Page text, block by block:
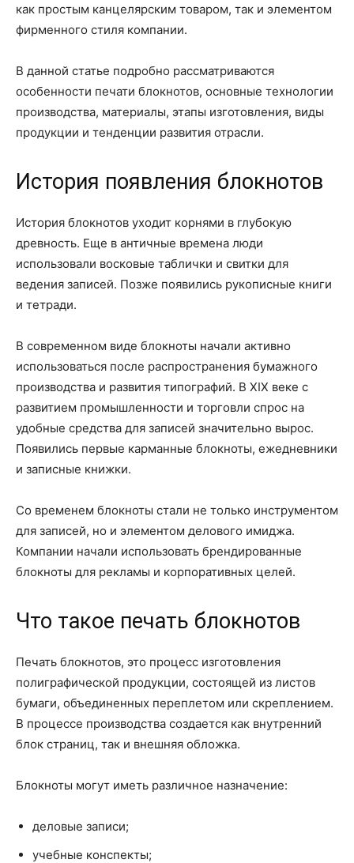
как простым канцелярским товаром, так и элементом
фирменного стиля компании.
В данной статье подробно рассматриваются
особенности печати блокнотов, основные технологии
производства, материалы, этапы изготовления, виды
продукции и тенденции развития отрасли.
История появления блокнотов
История блокнотов уходит корнями в глубокую
древность. Еще в античные времена люди
использовали восковые таблички и свитки для
ведения записей. Позже появились рукописные книги
и тетради.
В современном виде блокноты начали активно
использоваться после распространения бумажного
производства и развития типографий. В XIX веке с
развитием промышленности и торговли спрос на
удобные средства для записей значительно вырос.
Появились первые карманные блокноты, ежедневники
и записные книжки.
Со временем блокноты стали не только инструментом
для записей, но и элементом делового имиджа.
Компании начали использовать брендированные
блокноты для рекламы и корпоративных целей.
Что такое печать блокнотов
Печать блокнотов, это процесс изготовления
полиграфической продукции, состоящей из листов
бумаги, объединенных переплетом или скреплением.
В процессе производства создается как внутренний
блок страниц, так и внешняя обложка.
Блокноты могут иметь различное назначение:
деловые записи;
учебные конспекты;